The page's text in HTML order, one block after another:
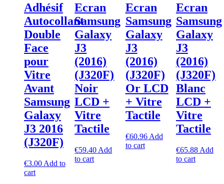
Adhésif
Autocollant
Double
Face
pour
Vitre
Avant
Samsung
Galaxy
J3 2016
(J320F)
€3.00 Add to
cart
Ecran
Samsung
Galaxy
J3
(2016)
(J320F)
Noir
LCD +
Vitre
Tactile
€59.40 Add
to cart
Ecran
Samsung
Galaxy
J3
(2016)
(J320F)
Or LCD
+ Vitre
Tactile
€60.96 Add
to cart
Ecran
Samsung
Galaxy
J3
(2016)
(J320F)
Blanc
LCD +
Vitre
Tactile
€65.88 Add
to cart